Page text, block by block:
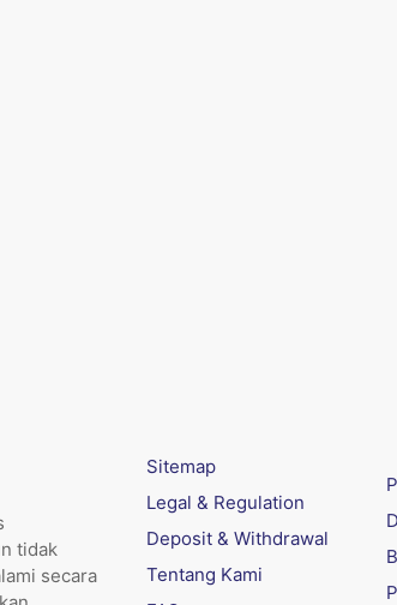
tidak
secara
Sitemap
Legal & Regulation
Deposit & Withdrawal
Tentang Kami